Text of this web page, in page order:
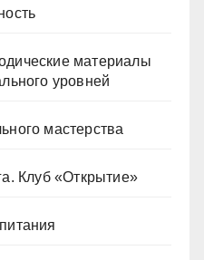
материалы
уровней
мастерства
Клуб «Открытие»